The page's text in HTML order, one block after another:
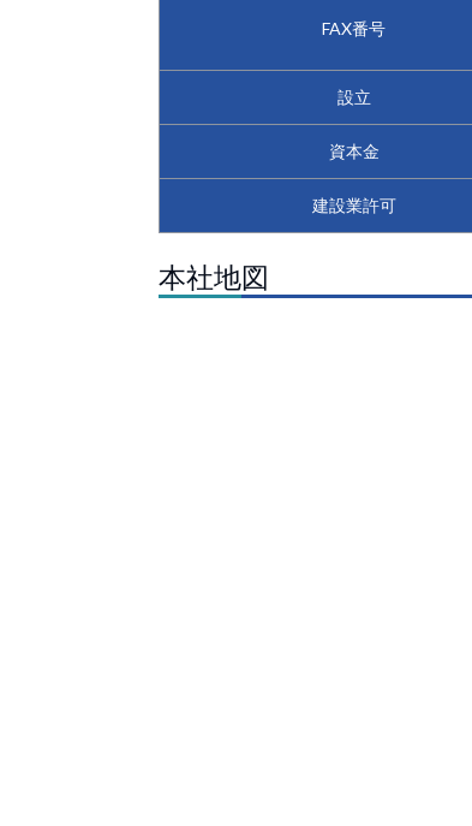
FAX番号
設立
資本金
建設業許可
本社地図